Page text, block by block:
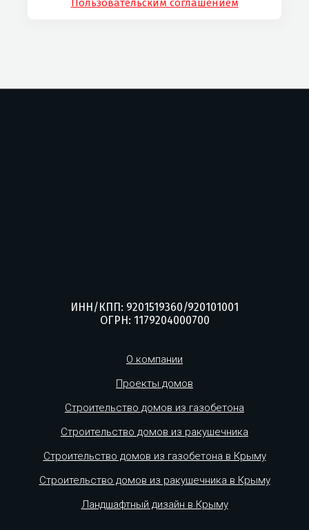
Пользовательским соглашением
ИНН/КПП: 9201519360/920101001
ОГРН: 1179204000700
О компании
Проекты домов
Строительство домов из газобетона
Строительство домов из ракушечника
Строительство домов из газобетона в Крыму
Строительство домов из ракушечника в Крыму
Ландшафтный дизайн в Крыму